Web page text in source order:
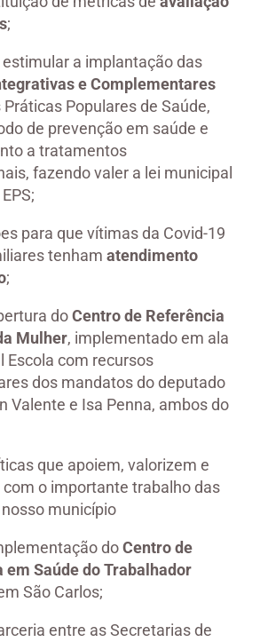
;
a implantação das
e Complementares
Práticas Populares de Saúde,
de prevenção em saúde e
a tratamentos
fazendo valer a lei municipal
para que vítimas da Covid-19
tenham atendimento
;
doCentro de Referência
Mulher, implementado em ala
Escola com recursos
dos mandatos do deputado
Valente e Isa Penna, ambos do
que apoiem, valorizem e
o importante trabalho das
município
doCentro de
em Saúde do Trabalhador
São Carlos;
entre as Secretarias de